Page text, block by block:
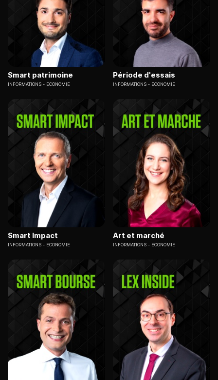
Smart patrimoine
INFORMATIONS ECONOMIE
Période d'essais
INFORMATIONS ECONOMIE
Smart Impact
INFORMATIONS ECONOMIE
Art et marché
INFORMATIONS ECONOMIE